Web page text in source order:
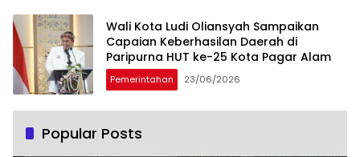
Wali Kota Ludi Oliansyah Sampaikan
Capaian Keberhasilan Daerah di
Paripurna HUT ke-25 Kota Pagar Alam
Pemerintahan 23/06/2026
Popular Posts